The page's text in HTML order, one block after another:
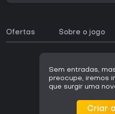
Ofertas Sobre o jogo
Sem entradas,
preocupe, iremos
que surgir uma
Criar